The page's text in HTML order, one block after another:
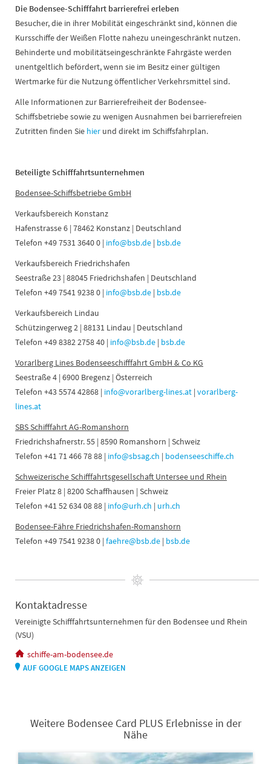
Die Bodensee-Schifffahrt barrierefrei erleben
Besucher, die in ihrer Mobilität eingeschränkt sind, können die
Kursschiffe der Weißen Flotte nahezu uneingeschränkt nutzen.
Behinderte und mobilitätseingeschränkte Fahrgäste werden
unentgeltlich befördert, wenn sie im Besitz einer gültigen
Wertmarke für die Nutzung öffentlicher Verkehrsmittel sind.
Alle Informationen zur Barrierefreiheit der Bodensee-
Schiffsbetriebe sowie zu wenigen Ausnahmen bei barrierefreien
Zutritten finden Sie hier und direkt im Schiffsfahrplan.
Beteiligte Schifffahrtsunternehmen
Bodensee-Schiffsbetriebe GmbH
Verkaufsbereich Konstanz
Hafenstrasse 6 | 78462 Konstanz | Deutschland
Telefon +49 7531 3640 0 | info@bsb.de | bsb.de
Verkaufsbereich Friedrichshafen
Seestraße 23 | 88045 Friedrichshafen | Deutschland
Telefon +49 7541 9238 0 | info@bsb.de | bsb.de
Verkaufsbereich Lindau
Schützingerweg 2 | 88131 Lindau | Deutschland
Telefon +49 8382 2758 40 | info@bsb.de | bsb.de
Vorarlberg Lines Bodenseeschifffahrt GmbH & Co KG
Seestraße 4 | 6900 Bregenz | Österreich
Telefon +43 5574 42868 | info@vorarlberg-lines.at | vorarlberg-
lines.at
SBS Schifffahrt AG-Romanshorn
Friedrichshafnerstr. 55 | 8590 Romanshorn | Schweiz
Telefon +41 71 466 78 88 | info@sbsag.ch | bodenseeschiffe.ch
Schweizerische Schifffahrtsgesellschaft Untersee und Rhein
Freier Platz 8 | 8200 Schaffhausen | Schweiz
Telefon +41 52 634 08 88 | info@urh.ch | urh.ch
Bodensee-Fähre Friedrichshafen-Romanshorn
Telefon +49 7541 9238 0 | faehre@bsb.de | bsb.de
Kontaktadresse
Vereinigte Schifffahrtsunternehmen für den Bodensee und Rhein
(VSU)
schiffe-am-bodensee.de
AUF GOOGLE MAPS ANZEIGEN
Weitere Bodensee Card PLUS Erlebnisse in der
Nähe